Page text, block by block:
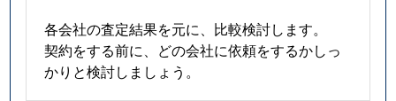
各会社の査定結果を元に、比較検討します。
契約をする前に、どの会社に依頼をするかしっ
かりと検討しましょう。